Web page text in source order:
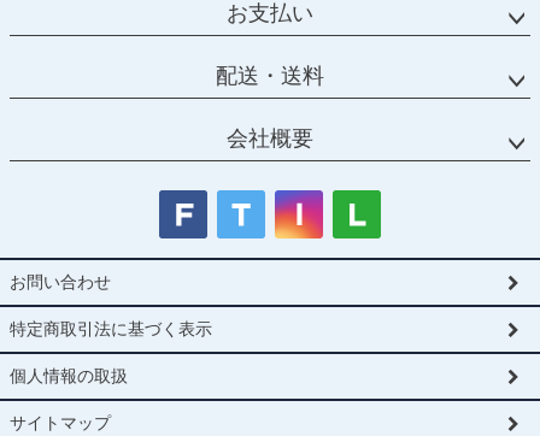
お支払い
配送・送料
会社概要
お問い合わせ
特定商取引法に基づく表示
個人情報の取扱
サイトマップ